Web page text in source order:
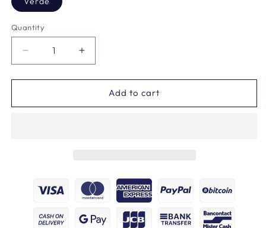
Quantity
Decrease
quantity
for
Hilfiger
Increase
quantity
for
Tommy
Hilfiger
Add to cart